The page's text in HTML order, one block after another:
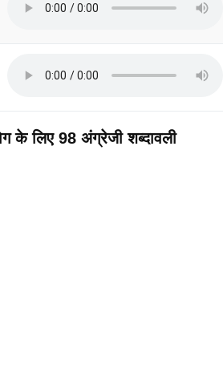
के लिए 98 अंग्रेजी शब्दावली